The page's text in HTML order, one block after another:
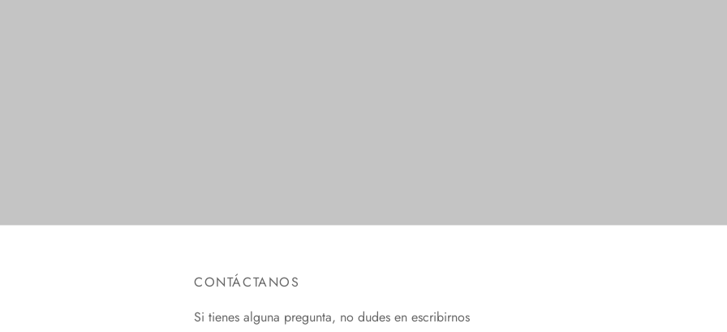
CONTÁCTANOS
Si tienes alguna pregunta, no dudes en escribirnos